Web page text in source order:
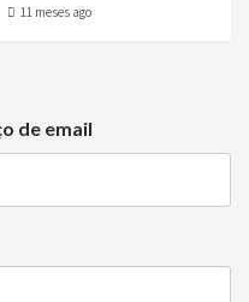
11 meses ago
de email